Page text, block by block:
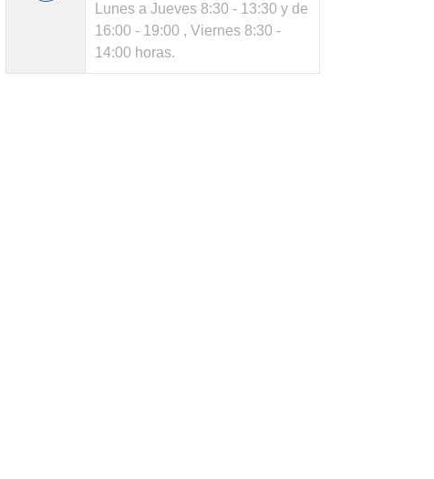
Lunes a Jueves 8:30 - 13:30 y de
16:00 - 19:00 , Viernes 8:30 -
14:00 horas.